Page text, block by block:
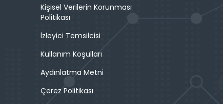
Kişisel Verilerin Korunması
Politikası
İzleyici Temsilcisi
Kullanım Koşulları
Aydınlatma Metni
Çerez Politikası